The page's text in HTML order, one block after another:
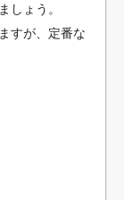
しょう。
すが、定番な